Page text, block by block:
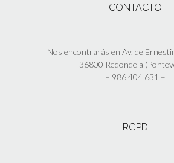
CONTACTO
Nos encontrarás en Av. de
36800 Redondela
– 986 404 631 –
RGPD